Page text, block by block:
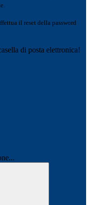
il reset della password
di posta elettronica!